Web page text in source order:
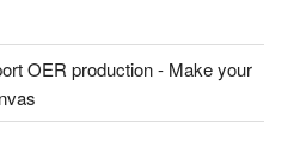
OER production - Make your